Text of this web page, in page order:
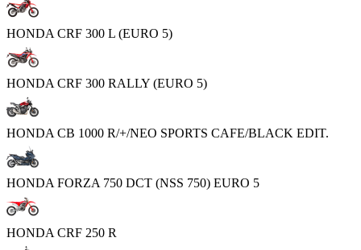
HONDA CRF 300 L (EURO 5)
HONDA CRF 300 RALLY (EURO 5)
HONDA CB 1000 R/+/NEO SPORTS CAFE/BLACK EDIT.
HONDA FORZA 750 DCT (NSS 750) EURO 5
HONDA CRF 250 R